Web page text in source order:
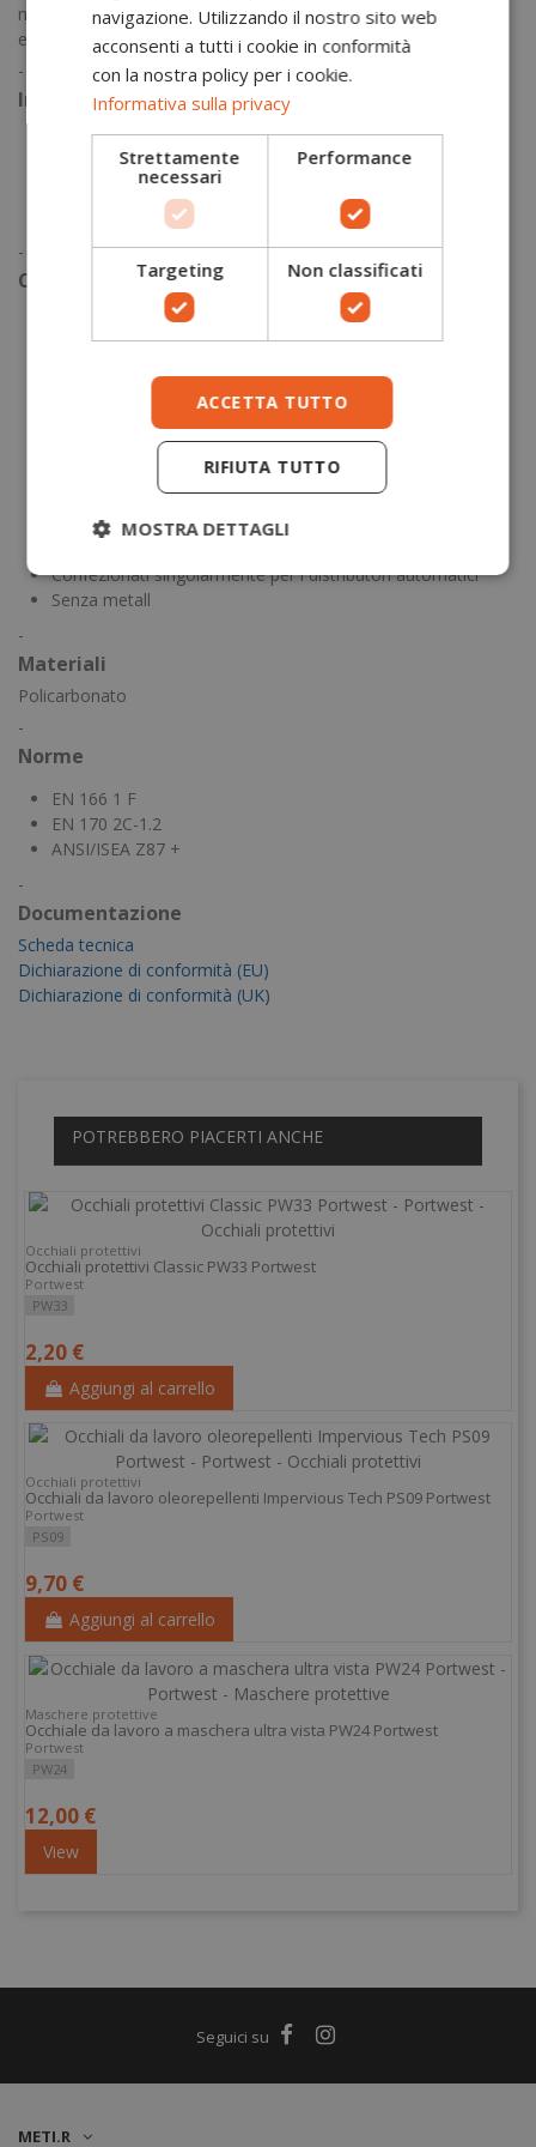
migliore contro gli urti. Sono privi di metallo, e offrono comfort
e resistenza.
-
Info prodotto
Conforme a norma EN166 1 FT:Protezione personale
degli occhi.
Conforme a norma EN
violetti usati nei dispositivi di protezione degli occhi.PVC,
-
Caratteristiche prodotto
Occhiali a singola lente panoramica
Eccellente protezione laterale
Colore trasparente per una maggiore visibilità laterale
Adatto per essere indossato sopra la maggior parte degli
occhiali da vista
Parte laterale e superiore sagomati per una protezione
ottimizzata contro gli urti
Protezione UV al 99%
Rivestimento antigraffio per una maggiore durata
Confezionati singolarmente per i distributori automatici
Senza metall
-
Materiali
Policarbonato
-
Norme
EN 166 1 F
EN 170 2C-1.2
ANSI/ISEA Z87 +
-
Documentazione
Scheda tecnica
Dichiarazione di conformità (EU)
Dichiarazione di conformità (UK)
POTREBBERO PIACERTI ANCHE
Occhiali protettivi
Occhiali protettivi Classic PW33 Portwest
Portwest
PW33
2,20 €
Aggiungi al carrello
Occhiali protettivi
Occhiali da lavoro oleorepellenti Impervious Tech PS09 Portwest
Portwest
PS09
9,70 €
Aggiungi al carrello
Maschere protettive
Occhiale da lavoro a maschera ultra vista PW24 Portwest
Portwest
PW24
12,00 €
View
METI.R
navigazione. Utilizzando il nostro sito web
acconsenti a tutti i cookie in conformità
con la nostra policy per i cookie.
Informativa sulla privacy
Strettamente
necessari
Performance
Targeting Non classificati
ACCETTA TUTTO
RIFIUTA TUTTO
MOSTRA DETTAGLI